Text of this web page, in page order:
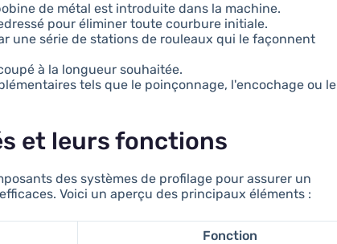
de métal est introduite dans la machine.
pour éliminer toute courbure initiale.
une série de stations de rouleaux qui le façonnent
à la longueur souhaitée.
tels que le poinçonnage, l'encochage ou le
et leurs fonctions
des systèmes de profilage pour assurer un
Voici un aperçu des principaux éléments :
Fonction